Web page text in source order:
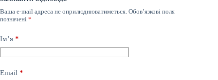
Ваша e-mail адреса не оприлюднюватиметься. Обов’язкові поля
позначені *
Ім’я *
Email *